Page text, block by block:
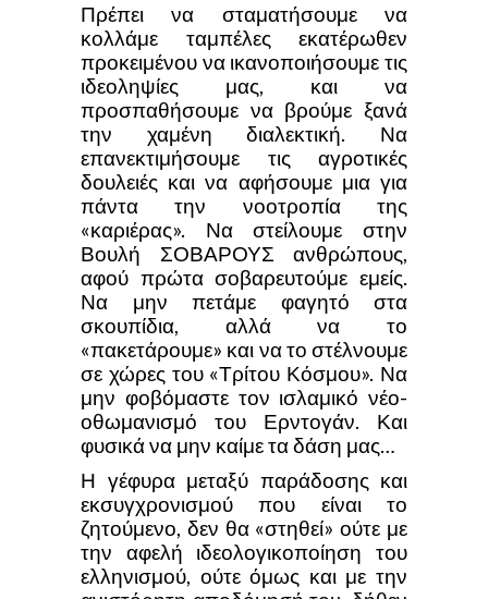
Πρέπει να σταματήσουμε να
κολλάμε ταμπέλες εκατέρωθεν
προκειμένου να ικανοποιήσουμε τις
ιδεοληψίες μας, και να
προσπαθήσουμε να βρούμε ξανά
την χαμένη διαλεκτική. Να
επανεκτιμήσουμε τις αγροτικές
δουλειές και να αφήσουμε μια για
πάντα την νοοτροπία της
«καριέρας». Να στείλουμε στην
Βουλή ΣΟΒΑΡΟΥΣ ανθρώπους,
αφού πρώτα σοβαρευτούμε εμείς.
Να μην πετάμε φαγητό στα
σκουπίδια, αλλά να το
«πακετάρουμε» και να το στέλνουμε
σε χώρες του «Τρίτου Κόσμου». Να
μην φοβόμαστε τον ισλαμικό νέο-
οθωμανισμό του Ερντογάν. Και
φυσικά να μην καίμε τα δάση μας…
Η γέφυρα μεταξύ παράδοσης και
εκσυγχρονισμού που είναι το
ζητούμενο, δεν θα «στηθεί» ούτε με
την αφελή ιδεολογικοποίηση του
ελληνισμού, ούτε όμως και με την